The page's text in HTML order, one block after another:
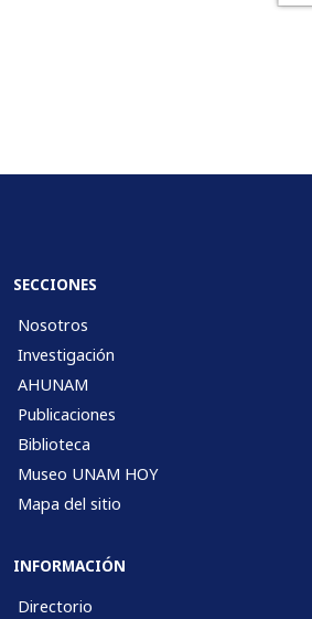
SECCIONES
Nosotros
Investigación
AHUNAM
Publicaciones
Biblioteca
Museo UNAM HOY
Mapa del sitio
INFORMACIÓN
Directorio